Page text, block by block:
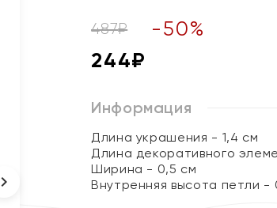
487₽ -50%
244₽
Информация
Длина украшения - 1,4 см
Длина декоративного
Ширина - 0,5 см
Внутренняя высота петли -